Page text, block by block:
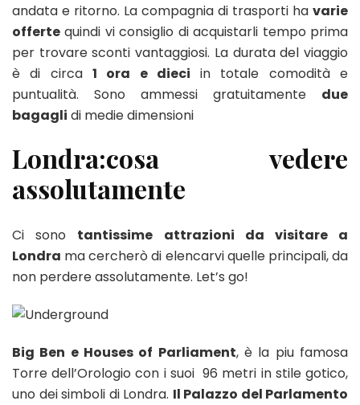
andata e ritorno. La compagnia di trasporti ha varie
offerte quindi vi consiglio di acquistarli tempo prima
per trovare sconti vantaggiosi. La durata del viaggio
è di circa 1 ora e dieci in totale comodità e
puntualità. Sono ammessi gratuitamente due
bagagli di medie dimensioni
Londra:cosa vedere
assolutamente
Ci sono tantissime attrazioni da visitare a
Londra ma cercherò di elencarvi quelle principali, da
non perdere assolutamente. Let’s go!
Big Ben e Houses of Parliament, è la piu famosa
Torre dell’Orologio con i suoi 96 metri in stile gotico,
uno dei simboli di Londra. Il Palazzo del Parlamento